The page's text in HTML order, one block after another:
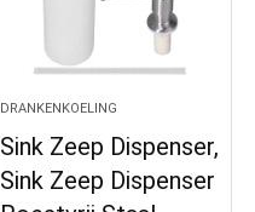
DRANKENKOELING
Sink Zeep Dispenser,
Sink Zeep Dispenser